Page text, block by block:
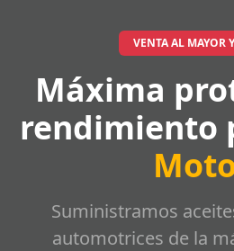
VENTA AL MAYOR
Máxima
rendimiento
Suministramos
automotrices de la